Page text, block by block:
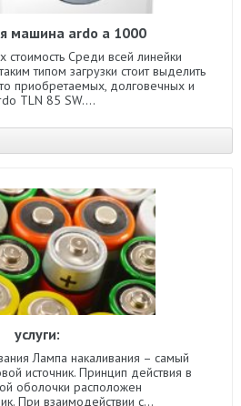
машина ardo a 1000
Среди всей линейки
типом загрузки стоит выделить
приобретаемых, долговечных и
TLN 85 SW....
услуги:
Лампа накаливания – самый
источник. Принцип действия в
оболочки расположен
При взаимодействии с...